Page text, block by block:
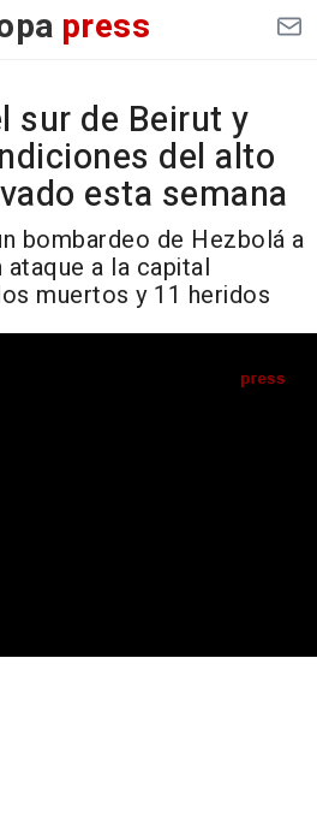
press
sur de Beirut y
del alto
esta semana
bombardeo de Hezbolá a
a la capital
muertos y 11 heridos